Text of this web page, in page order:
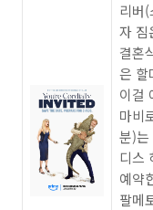
리버
자 짐
결혼
은 할
이걸
마비
분)는
디스
예약
팔메